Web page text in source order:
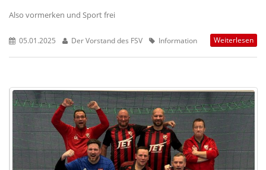
Also vormerken und Sport frei
05.01.2025 Der Vorstand des FSV Information Weiterlesen